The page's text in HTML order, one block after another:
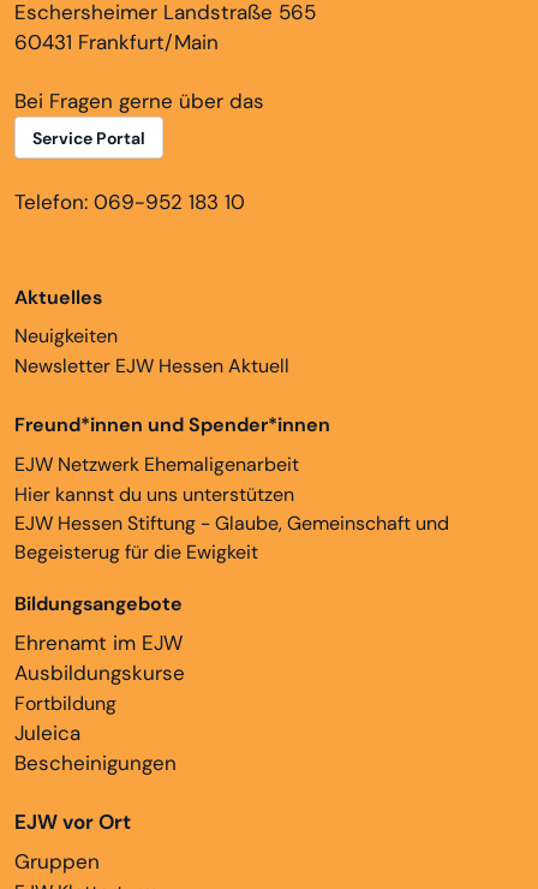
Eschersheimer Landstraße 565
60431 Frankfurt/Main
Bei Fragen gerne über das
Service Portal
Telefon: 069-952 183 10
Aktuelles
Neuigkeiten
Newsletter EJW Hessen Aktuell
Freund*innen und Spender*innen
EJW Netzwerk Ehemaligenarbeit
Hier kannst du uns unterstützen
EJW Hessen Stiftung - Glaube, Gemeinschaft und
Begeisterug für die Ewigkeit
Bildungsangebote
Ehrenamt im EJW
Ausbildungskurse
Fortbildung
Juleica
Bescheinigungen
EJW vor Ort
Gruppen